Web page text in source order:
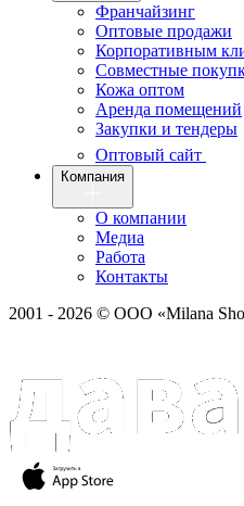
Франчайзинг
Оптовые продажи
Корпоративным
Совместные
Кожа оптом
Аренда помещений
Закупки и тендеры
Оптовый сайт
Компания
О компании
Медиа
Работа
Контакты
2001 - 2026 © ООО «Milana